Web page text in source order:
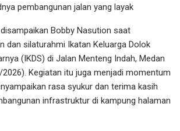
pembangunan jalan yang layak
Bobby Nasution saat
dan silaturahmi Ikatan Keluarga Dolok
(IKDS) di Jalan Menteng Indah, Medan
Kegiatan itu juga menjadi momentum
rasa syukur dan terima kasih
infrastruktur di kampung halaman